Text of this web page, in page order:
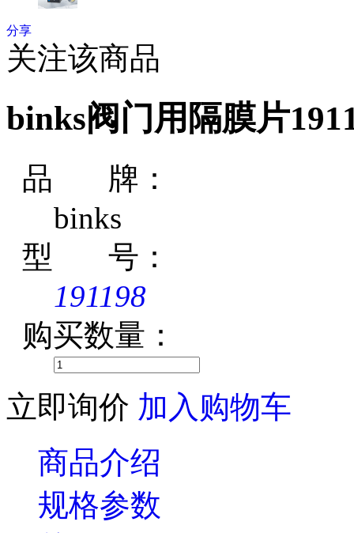
分享
关注该商品
binks阀门用隔膜片
品 牌：
binks
型 号：
191198
购买数量：
立即询价 加入购物车
商品介绍
规格参数